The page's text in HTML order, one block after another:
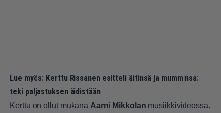
Lue myös: Kerttu Rissanen esitteli äitinsä ja mumminsa:
teki paljastuksen äidistään
Kerttu on ollut mukana Aarni Mikkolan musiikkivideossa.